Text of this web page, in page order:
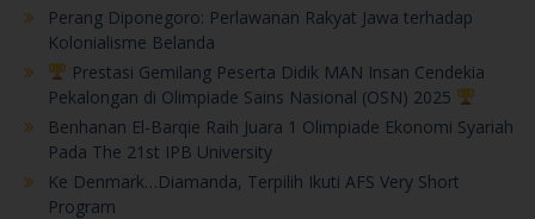
Perang Diponegoro: Perlawanan Rakyat Jawa terhadap
Kolonialisme Belanda
Prestasi Gemilang Peserta Didik MAN Insan Cendekia
Pekalongan di Olimpiade Sains Nasional (OSN) 2025
Benhanan El-Barqie Raih Juara 1 Olimpiade Ekonomi Syariah
Pada The 21st IPB University
Ke Denmark…Diamanda, Terpilih Ikuti AFS Very Short
Program